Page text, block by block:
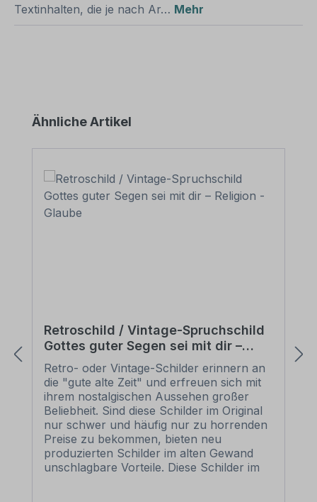
Textinhalten, die je nach Ar… Mehr
Produktgalerie überspringen
Ähnliche Artikel
Retroschild / Vintage-Spruchschild
Gottes guter Segen sei mit dir –
Religion - Glaube
Retro- oder Vintage-Schilder erinnern an
die "gute alte Zeit" und erfreuen sich mit
ihrem nostalgischen Aussehen großer
Beliebheit. Sind diese Schilder im Original
nur schwer und häufig nur zu horrenden
Preise zu bekommen, bieten neu
produzierten Schilder im alten Gewand
unschlagbare Vorteile. Diese Schilder im